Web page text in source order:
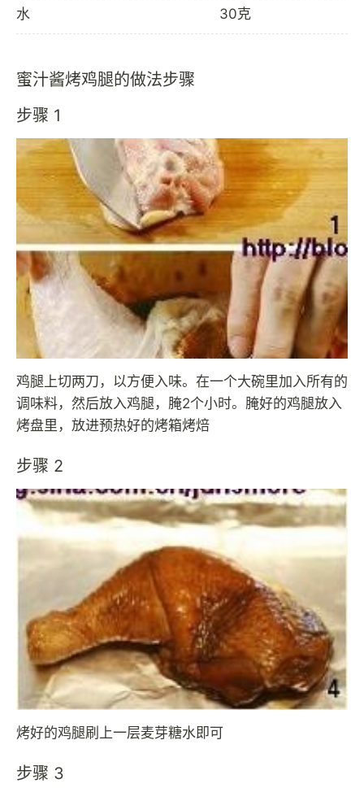
水 30克
蜜汁酱烤鸡腿的做法步骤
步骤 1
鸡腿上切两刀，以方便入味。在一个大碗里加入所有的
调味料，然后放入鸡腿，腌2个小时。腌好的鸡腿放入
烤盘里，放进预热好的烤箱烤焙
步骤 2
烤好的鸡腿刷上一层麦芽糖水即可
步骤 3